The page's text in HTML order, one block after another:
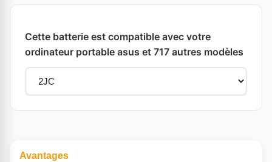
Cette batterie est compatible avec votre
ordinateur portable asus et 717 autres modèles
Avantages